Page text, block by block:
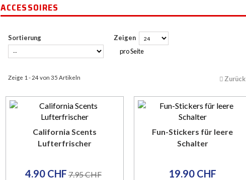
ACCESSOIRES
Sortierung
Zeigen
pro Seite
Zurück
Zeige 1 - 24 von 35 Artikeln
California Scents
Lufterfrischer
4.90 CHF 7.95 CHF
Fun-Stickers für leere
Schalter
19.90 CHF